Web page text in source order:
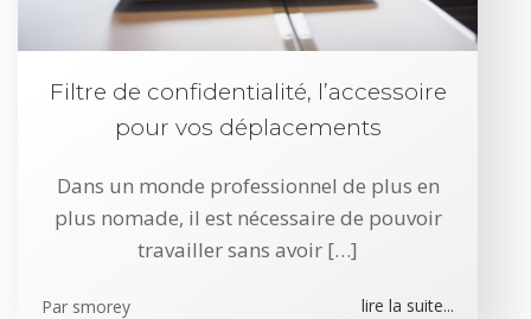
Filtre de confidentialité, l’accessoire
pour vos déplacements
Dans un monde professionnel de plus en
plus nomade, il est nécessaire de pouvoir
travailler sans avoir […]
Par smorey lire la suite...